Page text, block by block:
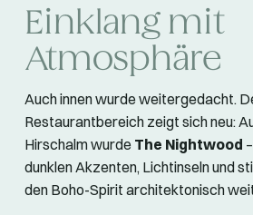
Einklang mit
Atmosphäre
Auch innen wurde weitergedacht.
Restaurantbereich zeigt sich neu:
Hirschalm wurdeThe Nightwood
dunklen Akzenten, Lichtinseln und
den Boho-Spirit architektonisch